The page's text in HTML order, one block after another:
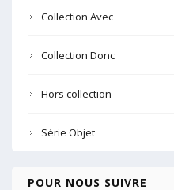
Collection Avec
Collection Donc
Hors collection
Série Objet
POUR NOUS SUIVRE